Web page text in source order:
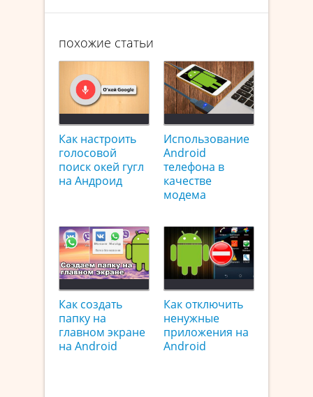
похожие статьи
Как настроить
голосовой
поиск окей гугл
на Андроид
Использование
Android
телефона в
качестве
модема
Как создать
папку на
главном экране
на Android
Как отключить
ненужные
приложения на
Android